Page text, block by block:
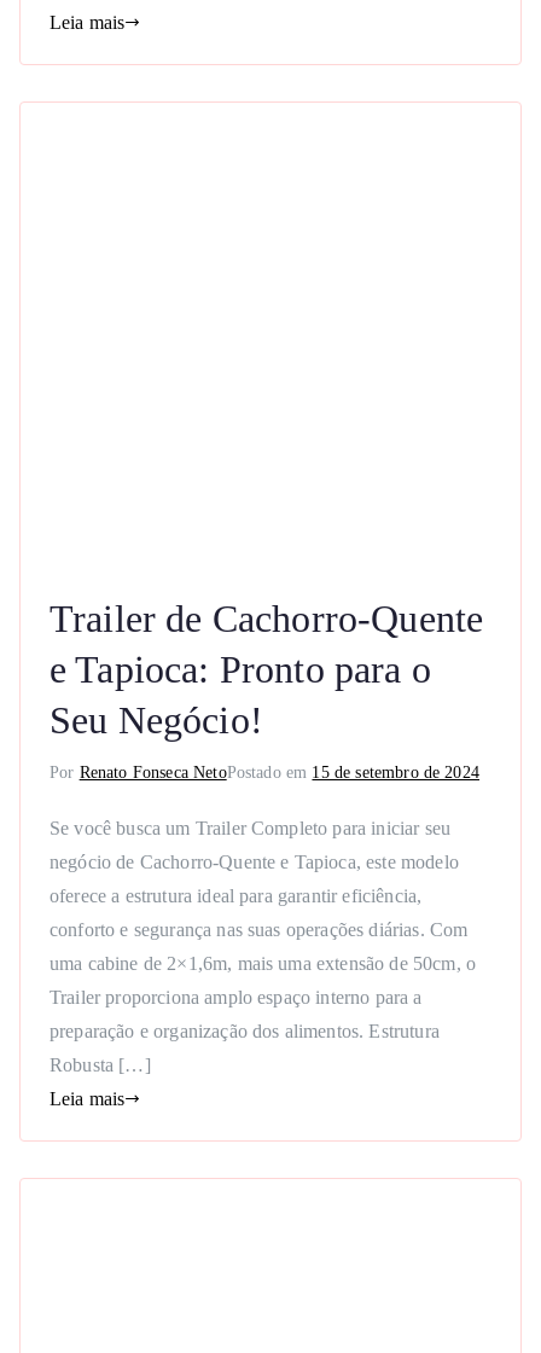
Leia mais
Trailer de Cachorro-Quente
e Tapioca: Pronto para o
Seu Negócio!
Por Renato Fonseca NetoPostado em 15 de setembro de 2024
Se você busca um Trailer Completo para iniciar seu
negócio de Cachorro-Quente e Tapioca, este modelo
oferece a estrutura ideal para garantir eficiência,
conforto e segurança nas suas operações diárias. Com
uma cabine de 2×1,6m, mais uma extensão de 50cm, o
Trailer proporciona amplo espaço interno para a
preparação e organização dos alimentos. Estrutura
Robusta […]
Leia mais